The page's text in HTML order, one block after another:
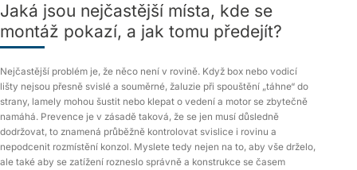
Jaká jsou nejčastější místa, kde se
montáž pokazí, a jak tomu předejít?
Nejčastější problém je, že něco není v rovině. Když box nebo vodicí
lišty nejsou přesně svislé a souměrné, žaluzie při spouštění „táhne“ do
strany, lamely mohou šustit nebo klepat o vedení a motor se zbytečně
namáhá. Prevence je v zásadě taková, že se jen musí důsledně
dodržovat, to znamená průběžně kontrolovat svislice i rovinu a
nepodcenit rozmístění konzol. Myslete tedy nejen na to, aby vše drželo,
ale také aby se zatížení rozneslo správně a konstrukce se časem